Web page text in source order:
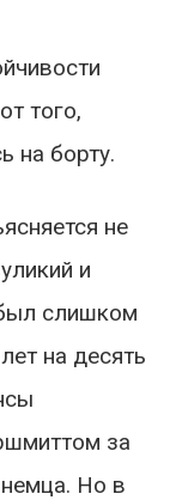
того,
на борту.
не
и
слишком
на десять
за
Но в